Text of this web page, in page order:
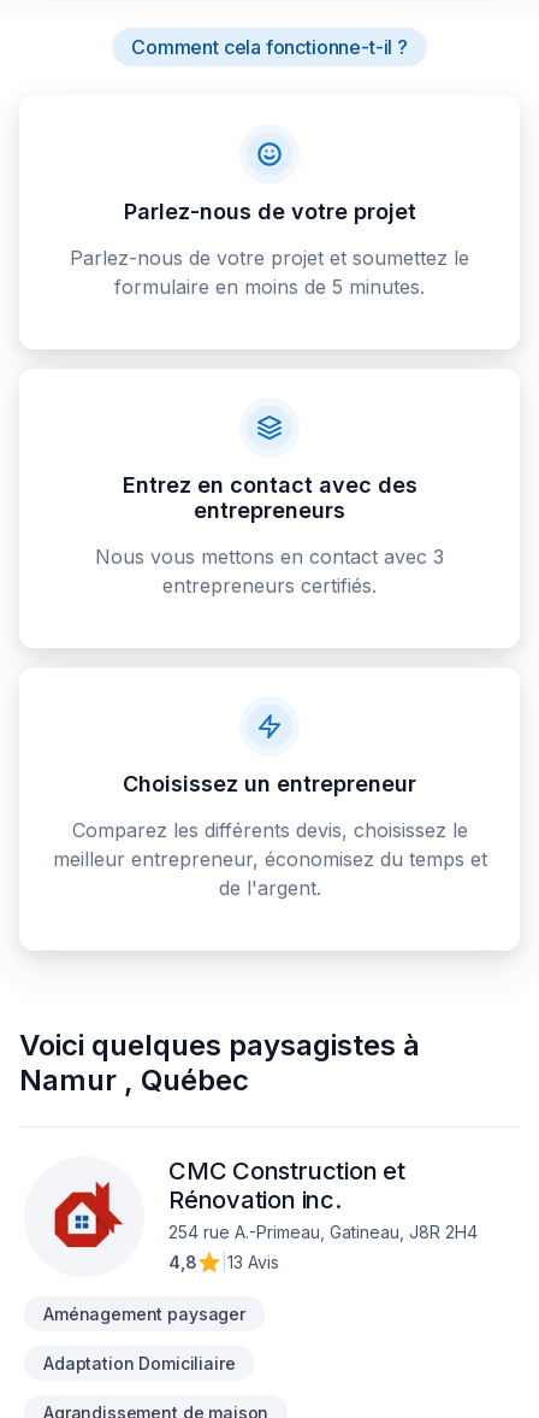
Comment cela fonctionne-t-il ?
Parlez-nous de votre projet
Parlez-nous de votre projet et soumettez le
formulaire en moins de 5 minutes.
Entrez en contact avec des
entrepreneurs
Nous vous mettons en contact avec 3
entrepreneurs certifiés.
Choisissez un entrepreneur
Comparez les différents devis, choisissez le
meilleur entrepreneur, économisez du temps et
de l'argent.
Voici quelques paysagistes à
Namur , Québec
CMC Construction et
Rénovation inc.
254 rue A.-Primeau, Gatineau, J8R 2H4
4,8
13 Avis
Aménagement paysager
Adaptation Domiciliaire
Agrandissement de maison